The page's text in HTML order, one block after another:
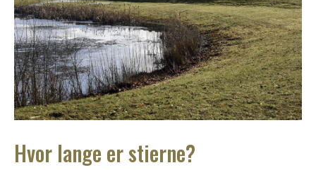
Hvor lange er stierne?